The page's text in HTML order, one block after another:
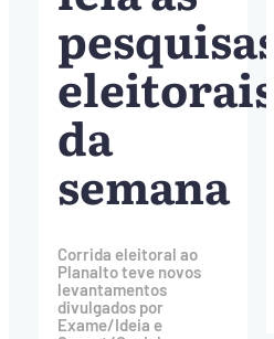
pesquisas
eleitorais
da
semana
Corrida eleitoral ao
Planalto teve novos
levantamentos
divulgados por
Exame/Ideia e